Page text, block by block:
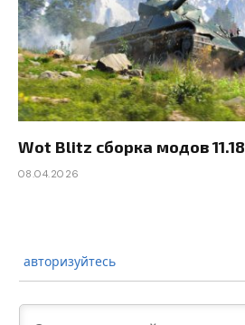
Wot Blitz сборка модов 11.18
08.04.2026
авторизуйтесь